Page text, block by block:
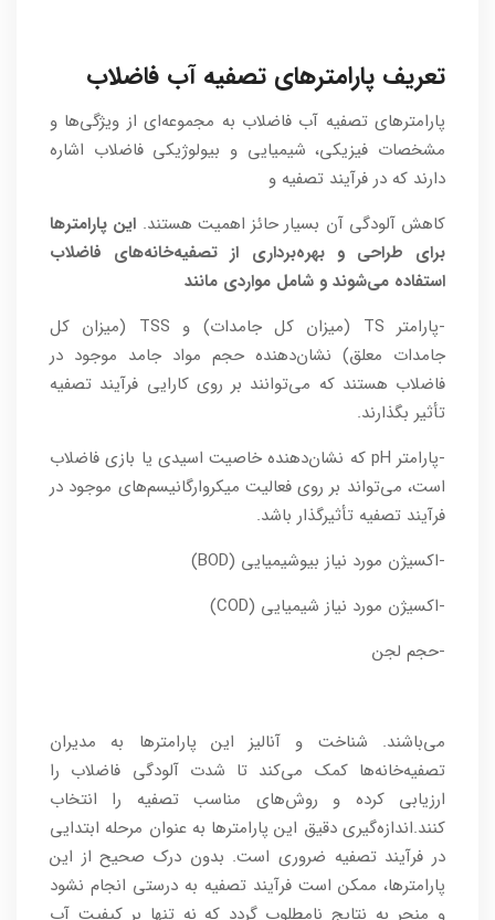
تعریف پارامترهای تصفیه آب فاضلاب
پارامترهای تصفیه آب فاضلاب به مجموعه‌ای از ویژگی‌ها و
مشخصات فیزیکی، شیمیایی و بیولوژیکی فاضلاب اشاره
دارند که در فرآیند تصفیه و
کاهش آلودگی آن بسیار حائز اهمیت هستند. این پارامترها
برای طراحی و بهره‌برداری از تصفیه‌خانه‌های فاضلاب
استفاده می‌شوند و شامل مواردی مانند
-پارامتر TS (میزان کل جامدات) و TSS (میزان کل
جامدات معلق) نشان‌دهنده حجم مواد جامد موجود در
فاضلاب هستند که می‌توانند بر روی کارایی فرآیند تصفیه
تأثیر بگذارند.
-پارامتر pH که نشان‌دهنده خاصیت اسیدی یا بازی فاضلاب
است، می‌تواند بر روی فعالیت میکروارگانیسم‌های موجود در
فرآیند تصفیه تأثیرگذار باشد.
-اکسیژن مورد نیاز بیوشیمیایی (BOD)
-اکسیژن مورد نیاز شیمیایی (COD)
-حجم لجن
می‌باشند. شناخت و آنالیز این پارامترها به مدیران
تصفیه‌خانه‌ها کمک می‌کند تا شدت آلودگی فاضلاب را
ارزیابی کرده و روش‌های مناسب تصفیه را انتخاب
کنند.اندازه‌گیری دقیق این پارامترها به عنوان مرحله ابتدایی
در فرآیند تصفیه ضروری است. بدون درک صحیح از این
پارامترها، ممکن است فرآیند تصفیه به درستی انجام نشود
و منجر به نتایج نامطلوب گردد که نه تنها بر کیفیت آب